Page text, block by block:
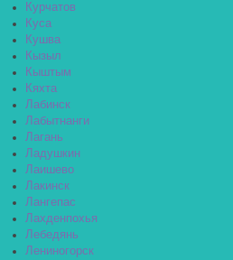
Курчатов
Куса
Кушва
Кызыл
Кыштым
Кяхта
Лабинск
Лабытнанги
Лагань
Ладушкин
Лаишево
Лакинск
Лангепас
Лахденпохья
Лебедянь
Лениногорск